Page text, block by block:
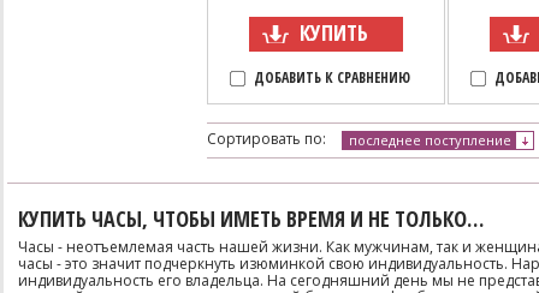
КУПИТЬ
ДОБАВИТЬ К СРАВНЕНИЮ
Сортировать по: последнее поступление
КУПИТЬ ЧАСЫ, ЧТОБЫ ИМЕТЬ ВРЕМЯ И НЕ ТОЛЬКО…
Часы - неотъемлемая часть нашей жизни. Как мужчинам, так и
часы - это значит подчеркнуть изюминкой свою индивидуальность.
индивидуальность его владельца. На сегодняшний день мы не